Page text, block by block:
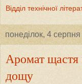
Відділ технічної
понеділок, 4
Аромат щастя
дощу